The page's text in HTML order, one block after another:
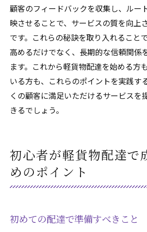
顧客のフィードバックを収集し、ルー
映させることで、サービスの質を向上
です。これらの秘訣を取り入れること
高めるだけでなく、長期的な信頼関係
ます。これから軽貨物配達を始める方
いる方も、これらのポイントを実践す
くの顧客に満足いただけるサービスを
きるでしょう。
初心者が軽貨物配達で
めのポイント
初めての配達で準備すべきこと